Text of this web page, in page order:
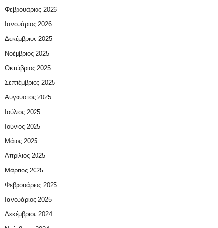
Φεβρουάριος 2026
Ιανουάριος 2026
Δεκέμβριος 2025
Νοέμβριος 2025
Οκτώβριος 2025
Σεπτέμβριος 2025
Αύγουστος 2025
Ιούλιος 2025
Ιούνιος 2025
Μάιος 2025
Απρίλιος 2025
Μάρτιος 2025
Φεβρουάριος 2025
Ιανουάριος 2025
Δεκέμβριος 2024